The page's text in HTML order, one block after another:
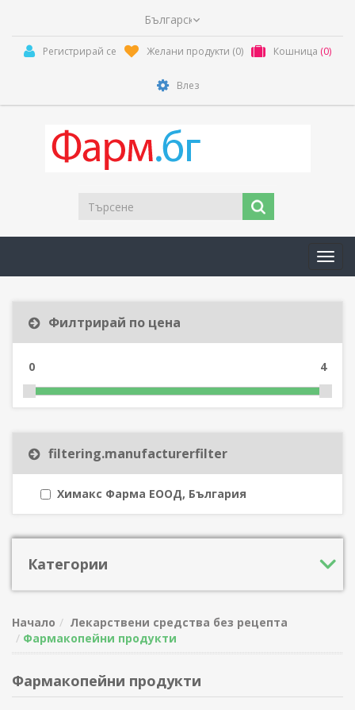
Регистрирай се Желани продукти (0) Кошница (0)
Влез
Филтрирай по цена
0 4
filtering.manufacturerfilter
Химакс Фарма ЕООД, България
Категории
Начало
Лекарствени средства без рецепта
Фармакопейни продукти
Фармакопейни продукти